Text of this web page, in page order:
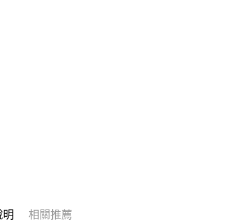
明 相關推薦